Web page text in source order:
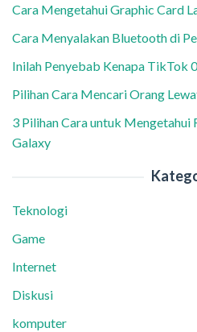
Cara Mengetahui Graphic Card
Cara Menyalakan Bluetooth di
Inilah Penyebab Kenapa TikTok
Pilihan Cara Mencari Orang
3 Pilihan Cara untuk Mengetahui
Galaxy
Teknologi
Game
Internet
Diskusi
komputer